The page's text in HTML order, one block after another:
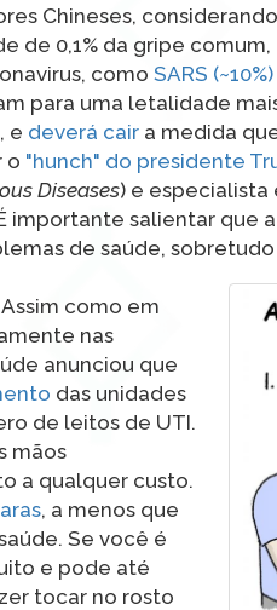
Chineses,
de 0,1% da gripe
como SARS
para uma letalidade
e deverá cair a medida
o "hunch" do presidente
Diseases) e
importante salientar que
de saúde,
Assim como em
nas
anunciou que
das unidades
de leitos de UTI.
mãos
a qualquer custo.
, a menos que
Se você é
e pode até
tocar no rosto